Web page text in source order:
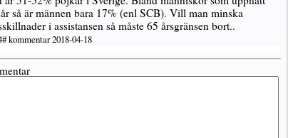
så är männen bara 17% (enl SCB). Vill man minska
i assistansen så måste 65 årsgränsen bort..
kommentar 2018-04-18